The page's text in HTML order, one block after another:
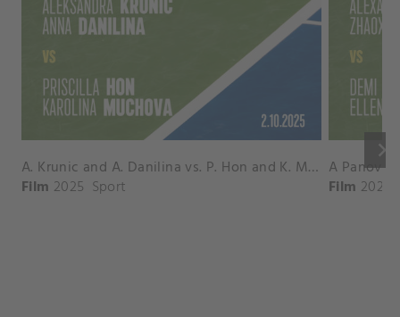
keyboard_arrow_right
A. Krunic and A. Danilina vs. P. Hon and K. Muchova Match Highlights - BEIJING_Capital Group Diamond ( October 02, 2025)
Film 2025 Sport Film 2026